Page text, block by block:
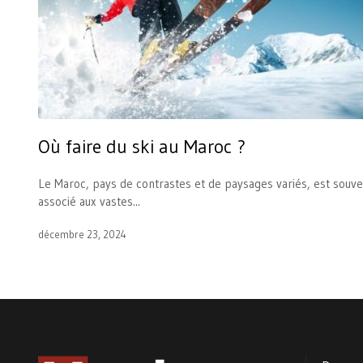
Où faire du ski au Maroc ?
Le Maroc, pays de contrastes et de paysages variés, est
associé aux vastes...
décembre 23, 2024